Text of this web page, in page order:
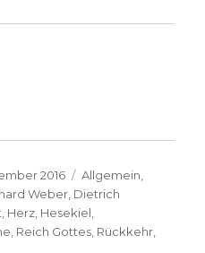
2016 Kategorien
Allgemein
Weber Dietrich
Herz Hesekiel
Reich Gottes Rückkehr